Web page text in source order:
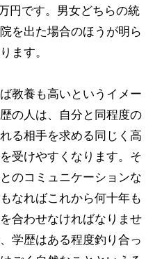
円です。男女どちらの統
を出た場合のほうが明ら
ます。
教養も高いというイメー
の人は、自分と同程度の
る相手を求める同じく高
受けやすくなります。そ
のコミュニケーションな
なればこれから何十年も
合わせなければなりませ
学歴はある程度釣り合っ